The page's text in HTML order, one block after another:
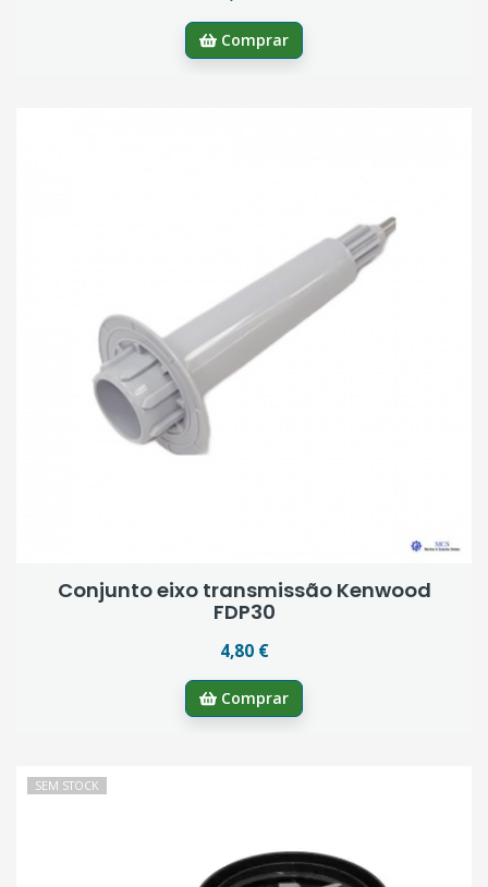
Comprar
Conjunto eixo transmissão Kenwood
FDP30
4,80 €
Comprar
SEM STOCK